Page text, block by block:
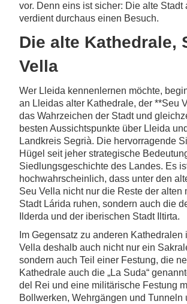
vor. Denn eins ist sicher: Die alte Stadt
verdient durchaus einen Besuch.
Die alte Kathedrale,
Vella
Wer Lleida kennenlernen möchte,
an Lleidas alter Kathedrale, der **Seu
das Wahrzeichen der Stadt und
besten Aussichtspunkte über Lleida
Landkreis Segrià. Die hervorragende
Hügel seit jeher strategische
Siedlungsgeschichte des Landes. Es
hochwahrscheinlich, dass unter den
Seu Vella nicht nur die Reste der alten
Stadt Lárida ruhen, sondern auch die
Ilderda und der iberischen Stadt Iltirta.
Im Gegensatz zu anderen Kathedralen
Vella deshalb auch nicht nur ein
sondern auch Teil einer Festung, die
Kathedrale auch die „La Suda“
del Rei und eine militärische Festung
Bollwerken, Wehrgängen und Tunneln